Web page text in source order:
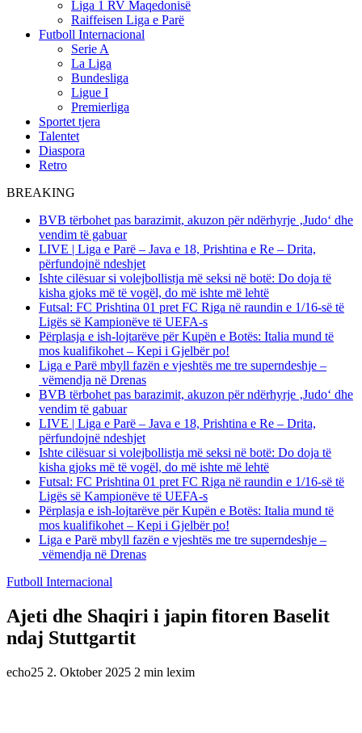
Liga 1 RV Maqedonisë
Raiffeisen Liga e Parë
Futboll Internacional
Serie A
La Liga
Bundesliga
Ligue I
Premierliga
Sportet tjera
Talentet
Diaspora
Retro
BREAKING
BVB tërbohet pas barazimit, akuzon për ndërhyrje ‚Judo‘ dhe
vendim të gabuar
LIVE | Liga e Parë – Java e 18, Prishtina e Re – Drita,
përfundojnë ndeshjet
Ishte cilësuar si volejbollistja më seksi në botë: Do doja të
kisha gjoks më të vogël, do më ishte më lehtë
Futsal: FC Prishtina 01 pret FC Riga në raundin e 1/16-së të
Ligës së Kampionëve të UEFA-s
Përplasja e ish-lojtarëve për Kupën e Botës: Italia mund të
mos kualifikohet – Kepi i Gjelbër po!
Liga e Parë mbyll fazën e vjeshtës me tre superndeshje –
vëmendja në Drenas
BVB tërbohet pas barazimit, akuzon për ndërhyrje ‚Judo‘ dhe
vendim të gabuar
LIVE | Liga e Parë – Java e 18, Prishtina e Re – Drita,
përfundojnë ndeshjet
Ishte cilësuar si volejbollistja më seksi në botë: Do doja të
kisha gjoks më të vogël, do më ishte më lehtë
Futsal: FC Prishtina 01 pret FC Riga në raundin e 1/16-së të
Ligës së Kampionëve të UEFA-s
Përplasja e ish-lojtarëve për Kupën e Botës: Italia mund të
mos kualifikohet – Kepi i Gjelbër po!
Liga e Parë mbyll fazën e vjeshtës me tre superndeshje –
vëmendja në Drenas
Futboll Internacional
Ajeti dhe Shaqiri i japin fitoren Baselit
ndaj Stuttgartit
echo25 2. Oktober 2025 2 min lexim